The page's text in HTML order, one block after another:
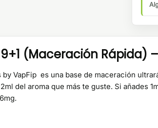
9+1 (Maceración Rápida) –
VapFip es una base de maceración
del aroma que más te guste. Si añades